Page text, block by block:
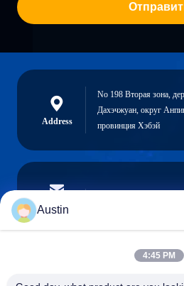
Address
No 198 Вторая зона,
Дахэчжуан, округ
провинция Хэбэй
E-mail
Austin
4:45 PM